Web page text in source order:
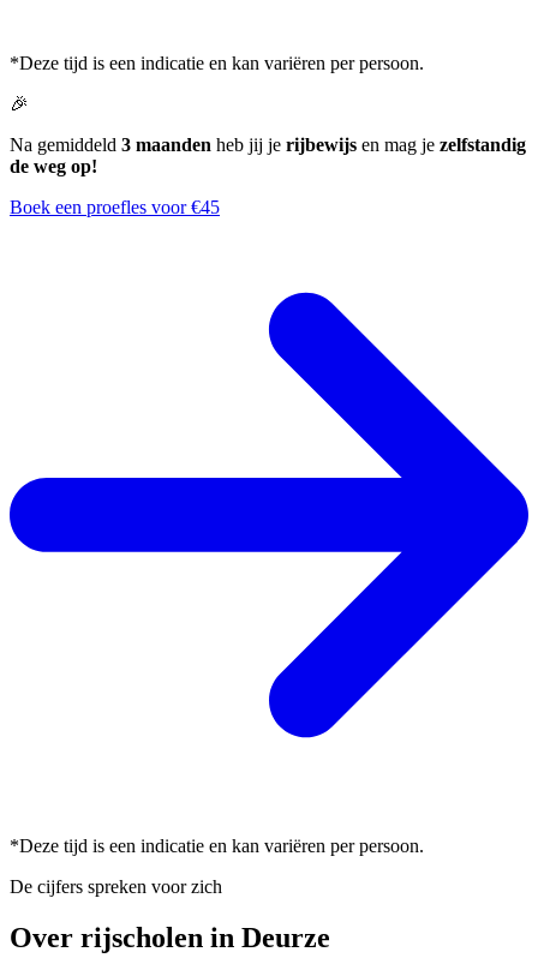
*Deze tijd is een indicatie en kan variëren per persoon.
🎉
Na gemiddeld 3 maanden heb jij je rijbewijs en mag je zelfstandig
de weg op!
Boek een proefles voor €45
*Deze tijd is een indicatie en kan variëren per persoon.
De cijfers spreken voor zich
Over rijscholen in Deurze